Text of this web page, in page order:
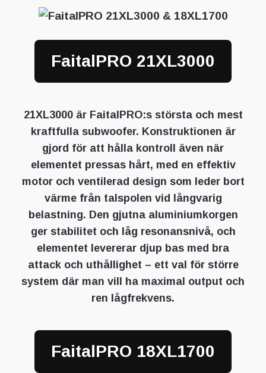
FaitalPRO 21XL3000
21XL3000 är FaitalPRO:s största och mest
kraftfulla subwoofer. Konstruktionen är
gjord för att hålla kontroll även när
elementet pressas hårt, med en effektiv
motor och ventilerad design som leder bort
värme från talspolen vid långvarig
belastning. Den gjutna aluminiumkorgen
ger stabilitet och låg resonansnivå, och
elementet levererar djup bas med bra
attack och uthållighet – ett val för större
system där man vill ha maximal output och
ren lågfrekvens.
FaitalPRO 18XL1700